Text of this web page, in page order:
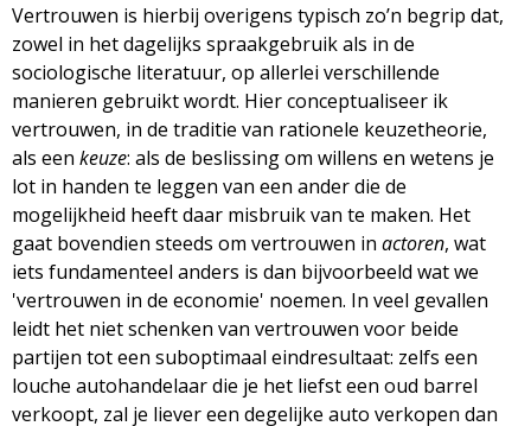
Vertrouwen is hierbij overigens typisch zo’n begrip dat,
zowel in het dagelijks spraakgebruik als in de
sociologische literatuur, op allerlei verschillende
manieren gebruikt wordt. Hier conceptualiseer ik
vertrouwen, in de traditie van rationele keuzetheorie,
als een keuze: als de beslissing om willens en wetens je
lot in handen te leggen van een ander die de
mogelijkheid heeft daar misbruik van te maken. Het
gaat bovendien steeds om vertrouwen in actoren, wat
iets fundamenteel anders is dan bijvoorbeeld wat we
'vertrouwen in de economie' noemen. In veel gevallen
leidt het niet schenken van vertrouwen voor beide
partijen tot een suboptimaal eindresultaat: zelfs een
louche autohandelaar die je het liefst een oud barrel
verkoopt, zal je liever een degelijke auto verkopen dan